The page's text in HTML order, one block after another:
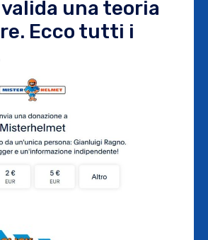
una teoria
Ecco tutti i